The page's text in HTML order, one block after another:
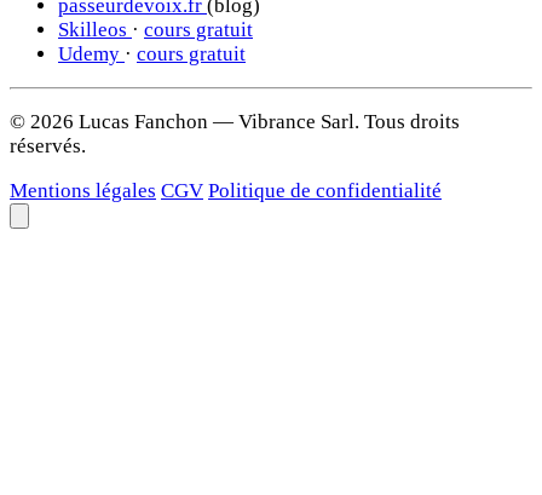
passeurdevoix.fr (blog)
Skilleos · cours gratuit
Udemy · cours gratuit
© 2026 Lucas Fanchon — Vibrance Sarl. Tous droits
réservés.
Mentions légales CGV Politique de confidentialité